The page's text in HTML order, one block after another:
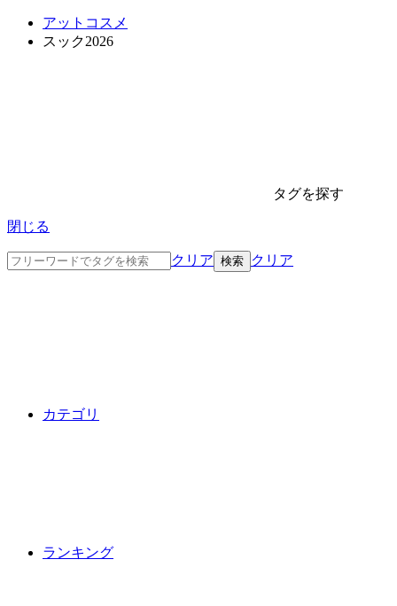
アットコスメ
スック2026
タグを探す
閉じる
クリア クリア
カテゴリ
ランキング